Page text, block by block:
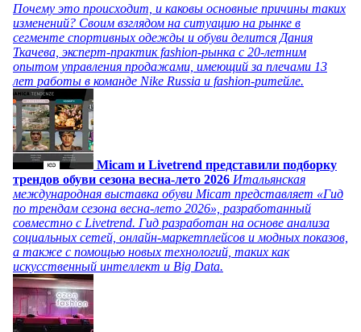
Почему это происходит, и каковы основные причины таких
изменений? Своим взглядом на ситуацию на рынке в
сегменте спортивных одежды и обуви делится Дания
Ткачева, эксперт-практик fashion-рынка с 20-летним
опытом управления продажами, имеющий за плечами 13
лет работы в команде Nike Russia и fashion-ритейле.
Micam и Livetrend представили подборку
трендов обуви сезона весна-лето 2026 Итальянская
международная выставка обуви Micam представляет «Гид
по трендам сезона весна-лето 2026», разработанный
совместно с Livetrend. Гид разработан на основе анализа
социальных сетей, онлайн-маркетплейсов и модных показов,
а также с помощью новых технологий, таких как
искусственный интеллект и Big Data.